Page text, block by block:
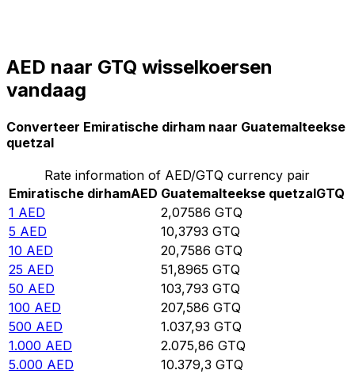
AED naar GTQ wisselkoersen
vandaag
Converteer Emiratische dirham naar Guatemalteekse
quetzal
Rate information of AED/GTQ currency pair
Emiratische dirhamAED Guatemalteekse quetzalGTQ
1 AED 2,07586 GTQ
5 AED 10,3793 GTQ
10 AED 20,7586 GTQ
25 AED 51,8965 GTQ
50 AED 103,793 GTQ
100 AED 207,586 GTQ
500 AED 1.037,93 GTQ
1.000 AED 2.075,86 GTQ
5.000 AED 10.379,3 GTQ